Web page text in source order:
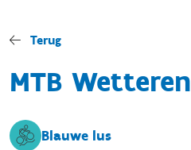
Terug
MTB Wetteren
Blauwe lus